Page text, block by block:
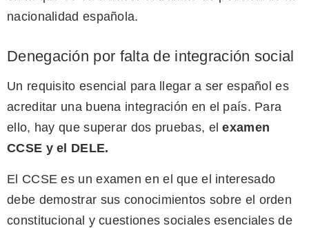
nacionalidad española.
Denegación por falta de integración social
Un requisito esencial para llegar a ser español es
acreditar una buena integración en el país. Para
ello, hay que superar dos pruebas, elexamen
CCSE y el DELE.
El CCSE es un examen en el que el interesado
debe demostrar sus conocimientos sobre el orden
constitucional y cuestiones sociales esenciales de